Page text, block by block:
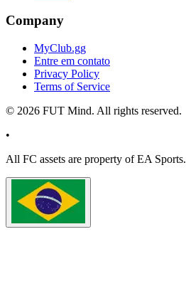
Company
MyClub.gg
Entre em contato
Privacy Policy
Terms of Service
© 2026 FUT Mind. All rights reserved.
•
All FC assets are property of EA Sports.